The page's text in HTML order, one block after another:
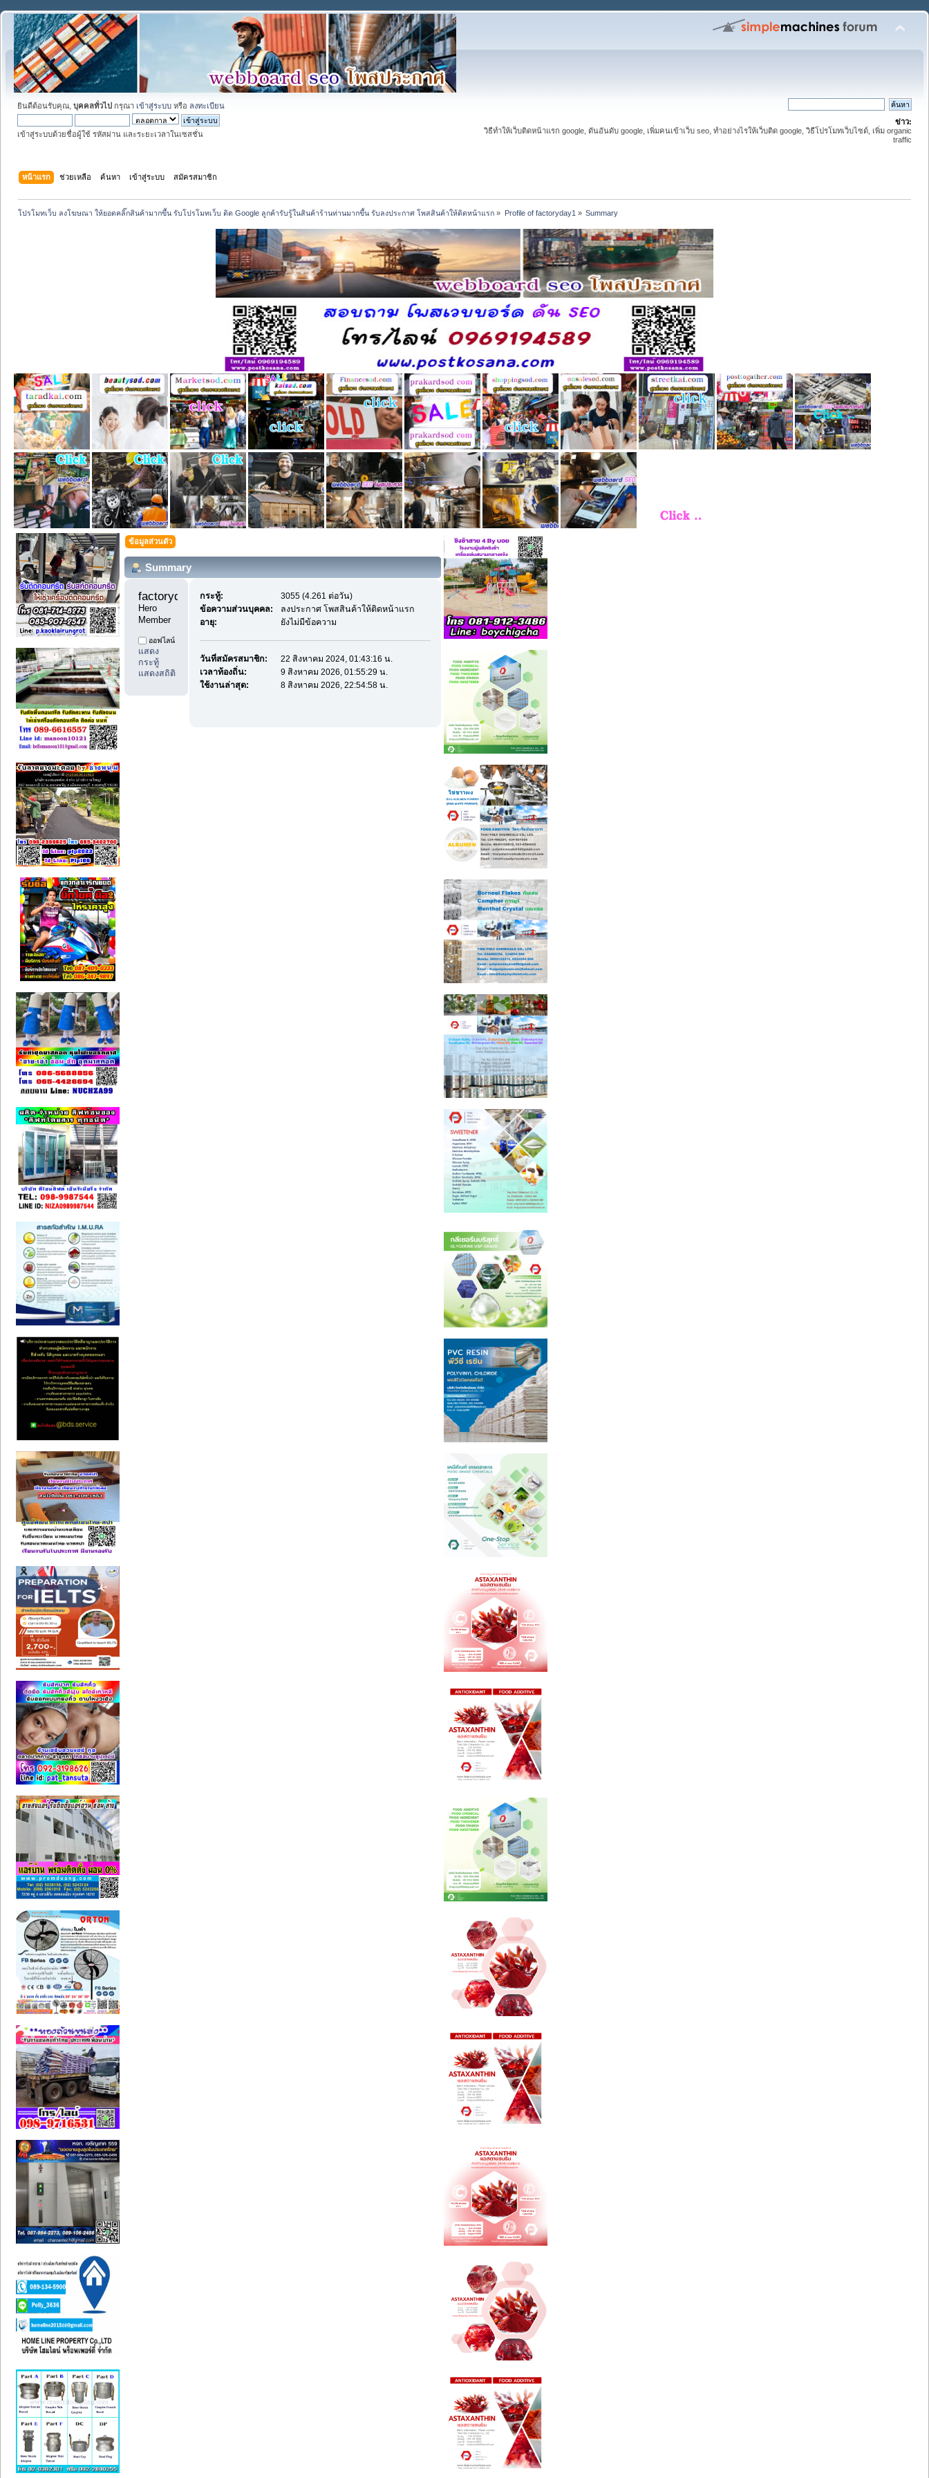
ยินดีต้อนรับคุณ, บุคคลทั่วไป กรุณา เข้าสู่ระบบ หรือ ลงทะเบียน
เข้าสู่ระบบด้วยชื่อผู้ใช้ รหัสผ่าน และระยะเวลาในเซสชั่น
ข่าว:
วิธีทำให้เว็บติดหน้าแรก google, ดันอันดับ google, เพิ่มคนเข้าเว็บ seo, ทำอย่างไรให้เว็บติด google, วิธีโปรโมทเว็บไซด์, เพิ่ม organic
traffic
หน้าแรก ช่วยเหลือ ค้นหา เข้าสู่ระบบ สมัครสมาชิก
โปรโมทเว็บ ลงโฆษณา ให้ยอดคลิ๊กสินค้ามากขึ้น รับโปรโมทเว็บ ติด Google ลูกค้ารับรู้ในสินค้าร้านท่านมากขึ้น รับลงประกาศ โพสสินค้าให้ติดหน้าแรก » Profile of factoryday1 » Summary
ข้อมูลส่วนตัว
Summary
factoryday1
Hero
Member
ออฟไลน์
แสดง
กระทู้
แสดงสถิติ
กระทู้:
3055 (4.261 ต่อวัน)
ข้อความส่วนบุคคล:
ลงประกาศ โพสสินค้าให้ติดหน้าแรก
อายุ:
ยังไม่มีข้อความ
วันที่สมัครสมาชิก:
22 สิงหาคม 2024, 01:43:16 น.
เวลาท้องถิ่น:
9 สิงหาคม 2026, 01:55:29 น.
ใช้งานล่าสุด:
8 สิงหาคม 2026, 22:54:58 น.